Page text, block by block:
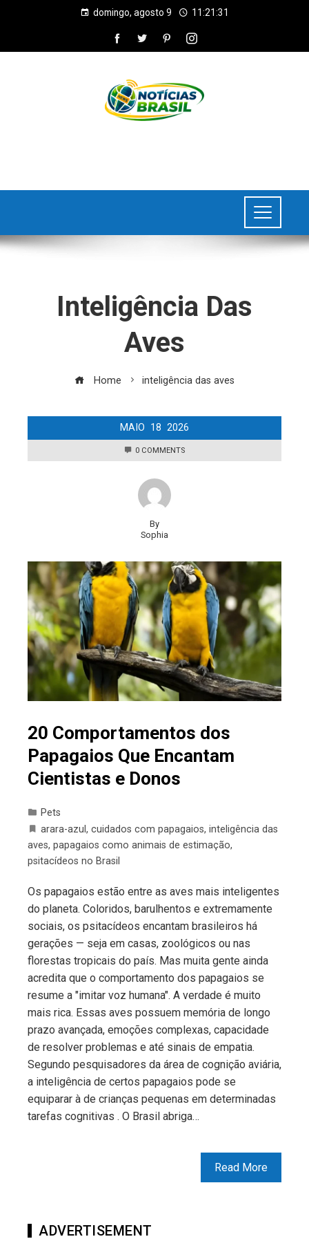
domingo, agosto 9 11:21:31
Inteligência Das
Aves
Home inteligência das aves
MAIO 18 2026
0 COMMENTS
By
Sophia
20 Comportamentos dos
Papagaios Que Encantam
Cientistas e Donos
Pets
arara-azul , cuidados com papagaios, inteligência das
aves, papagaios como animais de estimação,
psitacídeos no Brasil
Os papagaios estão entre as aves mais inteligentes
do planeta. Coloridos, barulhentos e extremamente
sociais, os psitacídeos encantam brasileiros há
gerações — seja em casas, zoológicos ou nas
florestas tropicais do país. Mas muita gente ainda
acredita que o comportamento dos papagaios se
resume a "imitar voz humana". A verdade é muito
mais rica. Essas aves possuem memória de longo
prazo avançada, emoções complexas, capacidade
de resolver problemas e até sinais de empatia.
Segundo pesquisadores da área de cognição aviária,
a inteligência de certos papagaios pode se
equiparar à de crianças pequenas em determinadas
tarefas cognitivas . O Brasil abriga…
Read More
ADVERTISEMENT